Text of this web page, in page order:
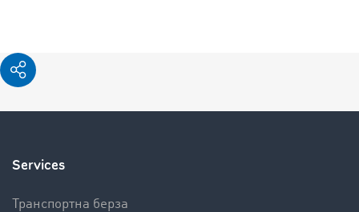
Services
Транспортна берза